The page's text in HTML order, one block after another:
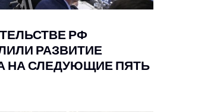
РФ
РАЗВИТИЕ
НА СЛЕДУЮЩИЕ ПЯТЬ